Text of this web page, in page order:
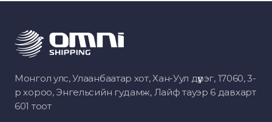
Монгол улс, Улаанбаатар хот, Хан-Уул дүүрэг, 17060, 3-
р хороо, Энгельсийн гудамж, Лайф тауэр 6 давхарт
601 тоот